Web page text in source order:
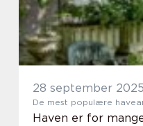
28 september 2025
De mest populære
Haven er for